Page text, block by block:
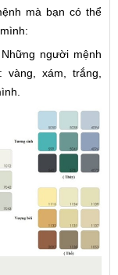
mà bạn có thể
người mệnh
xám, trắng,